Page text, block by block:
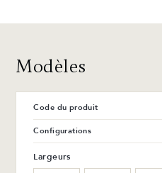
Modèles
Code du produit
Configurations
Largeurs